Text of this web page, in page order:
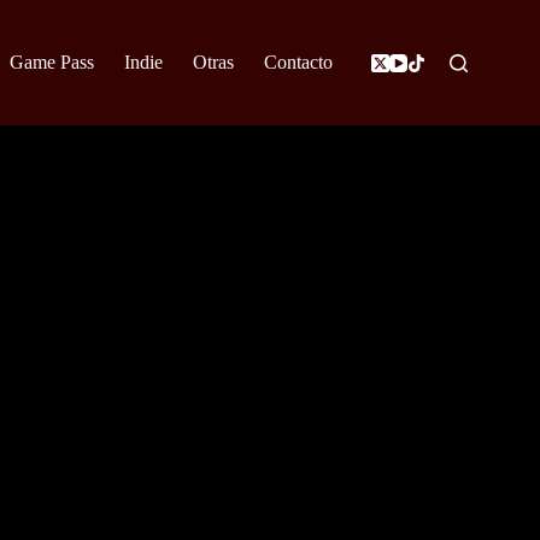
Game Pass Indie Otras Contacto